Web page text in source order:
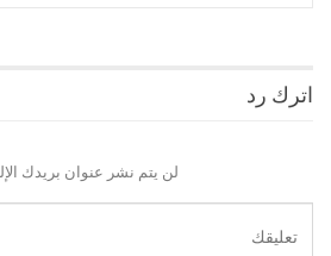
اترك رد
لن يتم نشر عنوان بريدك